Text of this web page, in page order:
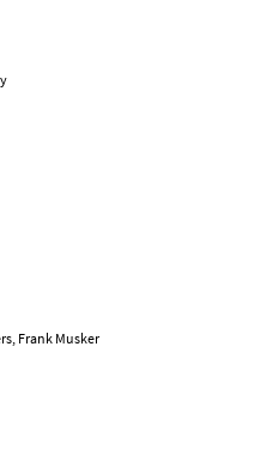
Frank Musker